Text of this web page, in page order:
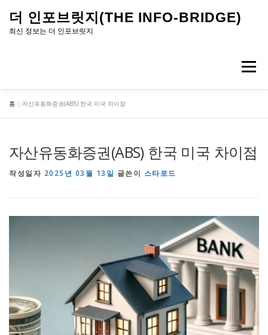
로
가
더 인포브릿지(THE INFO-BRIDGE)
최신 정보는 더 인포브릿지
메뉴
홈 »자산유동화증권(ABS) 한국 미국 차이점
자산유동화증권(ABS) 한국 미국 차이점
작성일자 2025년 03월 13일 글쓴이 스타로드